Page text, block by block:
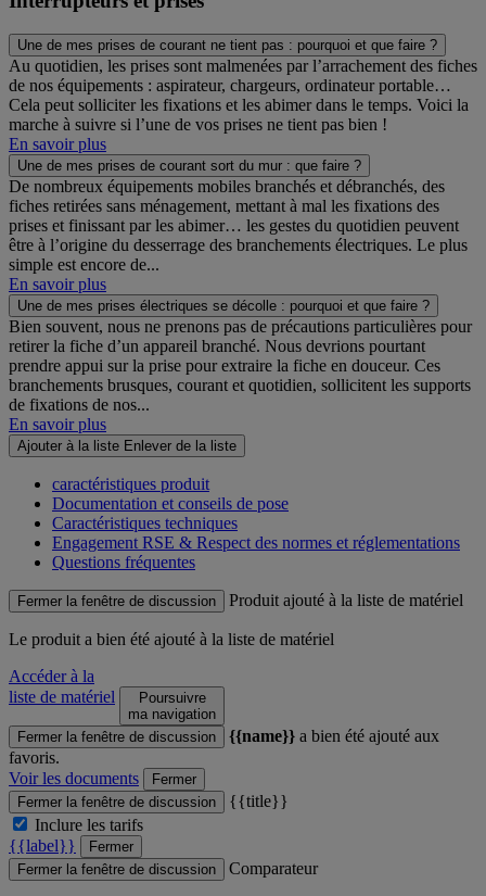
Une de mes prises de courant ne tient pas : pourquoi et que faire ?
Au quotidien, les prises sont malmenées par l’arrachement des fiches
de nos équipements : aspirateur, chargeurs, ordinateur portable…
Cela peut solliciter les fixations et les abimer dans le temps. Voici la
marche à suivre si l’une de vos prises ne tient pas bien !
En savoir plus
Une de mes prises de courant sort du mur : que faire ?
De nombreux équipements mobiles branchés et débranchés, des
fiches retirées sans ménagement, mettant à mal les fixations des
prises et finissant par les abimer… les gestes du quotidien peuvent
être à l’origine du desserrage des branchements électriques. Le plus
simple est encore de...
En savoir plus
Une de mes prises électriques se décolle : pourquoi et que faire ?
Bien souvent, nous ne prenons pas de précautions particulières pour
retirer la fiche d’un appareil branché. Nous devrions pourtant
prendre appui sur la prise pour extraire la fiche en douceur. Ces
branchements brusques, courant et quotidien, sollicitent les supports
de fixations de nos...
En savoir plus
Ajouter à la liste Enlever de la liste
caractéristiques produit
Documentation et conseils de pose
Caractéristiques techniques
Engagement RSE & Respect des normes et réglementations
Questions fréquentes
Fermer la fenêtre de discussion Produit ajouté à la liste de matériel
Le produit a bien été ajouté à la liste de matériel
Accéder à la
liste de matériel
Poursuivre
ma navigation
Fermer la fenêtre de discussion
{{name}} a bien été ajouté aux
favoris.
Voir les documents
Fermer
Fermer la fenêtre de discussion
{{title}}
Inclure les tarifs
{{label}}
Fermer
Fermer la fenêtre de discussion
Comparateur